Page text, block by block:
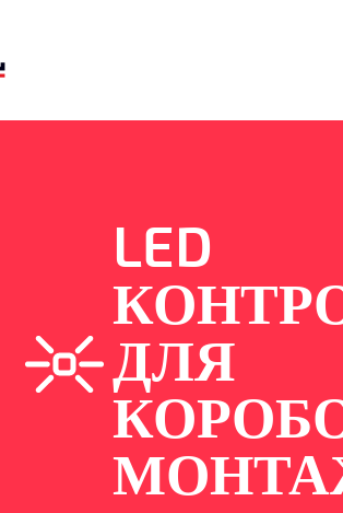
LED
ДЛЯ